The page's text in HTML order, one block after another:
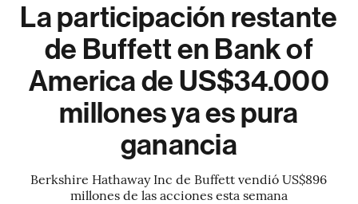
La participación restante
de Buffett en Bank of
America de US$34.000
millones ya es pura
ganancia
Berkshire Hathaway Inc de Buffett vendió US$896
millones de las acciones esta semana